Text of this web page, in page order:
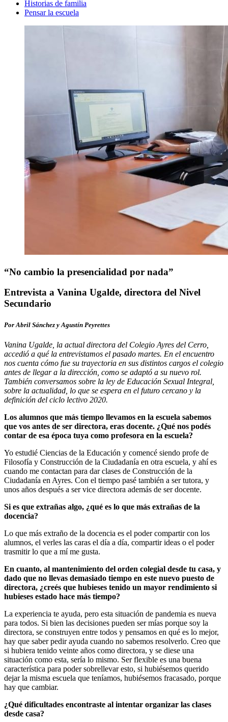
Historias de familia
Pensar la escuela
“No cambio la presencialidad por nada”
Entrevista a Vanina Ugalde, directora del Nivel
Secundario
Por Abril Sánchez y Agustín Peyrettes
Vanina Ugalde, la actual directora del Colegio Ayres del Cerro,
accedió a qué la entrevistamos el pasado martes. En el encuentro
nos cuenta cómo fue su trayectoria en sus distintos cargos el colegio
antes de llegar a la dirección, como se adaptó a su nuevo rol.
También conversamos sobre la ley de Educación Sexual Integral,
sobre la actualidad, lo que se espera en el futuro cercano y la
definición del ciclo lectivo 2020.
Los alumnos que más tiempo llevamos en la escuela sabemos
que vos antes de ser directora, eras docente. ¿Qué nos podés
contar de esa época tuya como profesora en la escuela?
Yo estudié Ciencias de la Educación y comencé siendo profe de
Filosofía y Construcción de la Ciudadanía en otra escuela, y ahí es
cuando me contactan para dar clases de Construcción de la
Ciudadanía en Ayres. Con el tiempo pasé también a ser tutora, y
unos años después a ser vice directora además de ser docente.
Si es que extrañas algo, ¿qué es lo que más extrañas de la
docencia?
Lo que más extraño de la docencia es el poder compartir con los
alumnos, el verles las caras el día a día, compartir ideas o el poder
trasmitir lo que a mí me gusta.
En cuanto, al mantenimiento del orden colegial desde tu casa, y
dado que no llevas demasiado tiempo en este nuevo puesto de
directora, ¿creés que hubieses tenido un mayor rendimiento si
hubieses estado hace más tiempo?
La experiencia te ayuda, pero esta situación de pandemia es nueva
para todos. Si bien las decisiones pueden ser mías porque soy la
directora, se construyen entre todos y pensamos en qué es lo mejor,
hay que saber pedir ayuda cuando no sabemos resolverlo. Creo que
si hubiera tenido veinte años como directora, y se diese una
situación como esta, sería lo mismo. Ser flexible es una buena
característica para poder sobrellevar esto, si hubiésemos querido
dejar la misma escuela que teníamos, hubiésemos fracasado, porque
hay que cambiar.
¿Qué dificultades encontraste al intentar organizar las clases
desde casa?